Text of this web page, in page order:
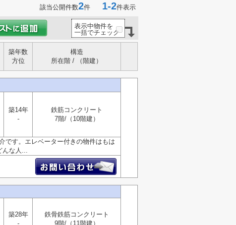
該当公開件数2件 1-2件表示
表示中物件を
一括でチェック
築年数
方位
構造
所在階 / （階建）
築14年
-
鉄筋コンクリート
7階/（10階建）
です。エレベーター付きの物件はもは
んな人...
築28年
-
鉄骨鉄筋コンクリート
9階/（11階建）